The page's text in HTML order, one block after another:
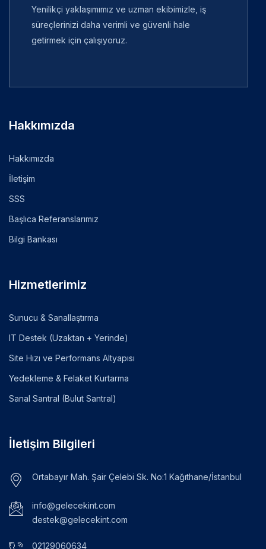
Yenilikçi yaklaşımımız ve uzman ekibimizle, iş
süreçlerinizi daha verimli ve güvenli hale
getirmek için çalışıyoruz.
Hakkımızda
Hakkımızda
İletişim
SSS
Başlıca Referanslarımız
Bilgi Bankası
Hizmetlerimiz
Sunucu & Sanallaştırma
IT Destek (Uzaktan + Yerinde)
Site Hızı ve Performans Altyapısı
Yedekleme & Felaket Kurtarma
Sanal Santral (Bulut Santral)
İletişim Bilgileri
Ortabayır Mah. Şair Çelebi Sk. No:1 Kağıthane/İstanbul
info@gelecekint.com
destek@gelecekint.com
02129060634